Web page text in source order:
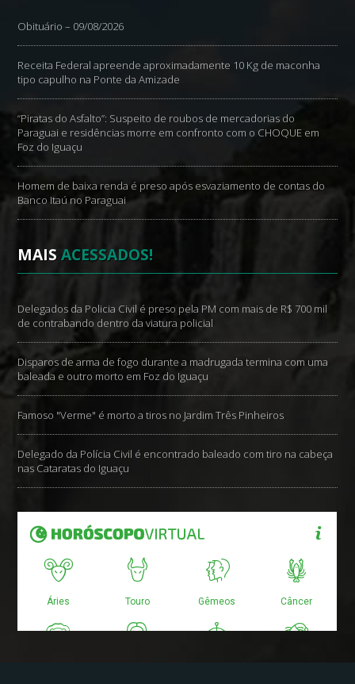
Obituário – 09/08/2026
Receita Federal apreende aproximadamente 10 Kg de maconha
tipo capulho na Ponte da Amizade
“Piratas do Asfalto”: Suspeito de roubos de mercadorias do
Paraguai e residências morre em confronto com o CHOQUE em
Foz do Iguaçu
Homem de baixa renda é preso após esvaziamento de contas do
Banco Itaú no Paraguai
MAISACESSADOS!
Delegados da Policia Civil é preso pela PM com mais de R$ 700 mil
de contrabando dentro da viatura policial
Disparos de arma de fogo durante a madrugada termina com uma
baleada e outro morto em Foz do Iguaçu
Famoso "Verme" é morto a tiros no Jardim Três Pinheiros
Delegado da Polícia Civil é encontrado baleado com tiro na cabeça
nas Cataratas do Iguaçu